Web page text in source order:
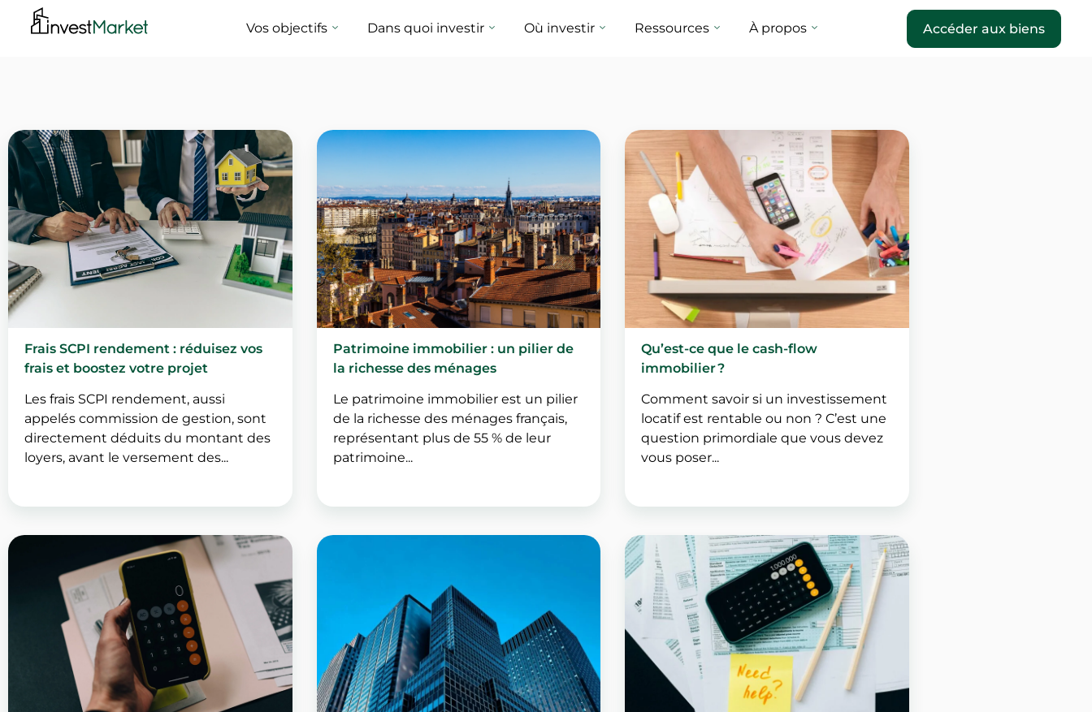
Vos objectifs Dans quoi investir Où investir Ressources À propos Accéder aux biens
Frais SCPI rendement : réduisez vos
frais et boostez votre projet
Les frais SCPI rendement, aussi
appelés commission de gestion, sont
directement déduits du montant des
loyers, avant le versement des...
Patrimoine immobilier : un pilier de
la richesse des ménages
Le patrimoine immobilier est un pilier
de la richesse des ménages français,
représentant plus de 55 % de leur
patrimoine...
Qu’est-ce que le cash-flow
immobilier ?
Comment savoir si un investissement
locatif est rentable ou non ? C’est une
question primordiale que vous devez
vous poser...